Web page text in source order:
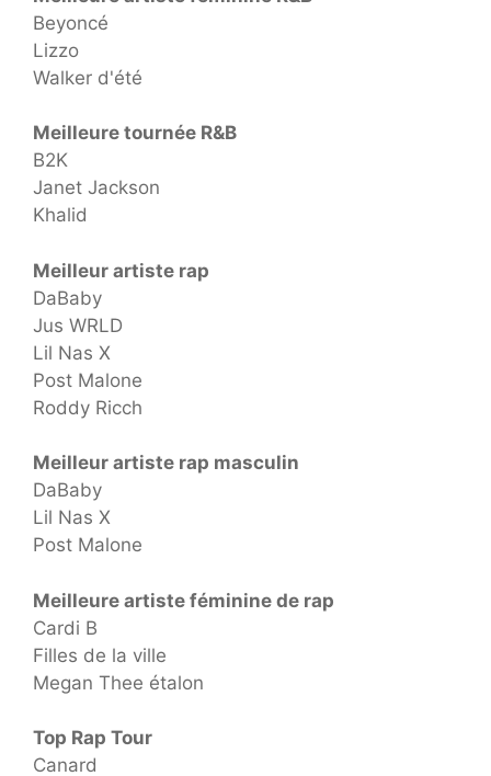
Beyoncé
Lizzo
Walker d'été
Meilleure tournée R&B
B2K
Janet Jackson
Khalid
Meilleur artiste rap
DaBaby
Jus WRLD
Lil Nas X
Post Malone
Roddy Ricch
Meilleur artiste rap masculin
DaBaby
Lil Nas X
Post Malone
Meilleure artiste féminine de rap
Cardi B
Filles de la ville
Megan Thee étalon
Top Rap Tour
Canard